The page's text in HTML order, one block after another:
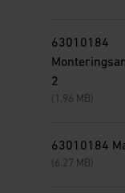
63010184
2
(1.96 MB)
63010184
(6.27 MB)